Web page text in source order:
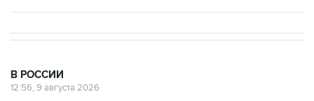
В РОССИИ
12:56, 9 августа 2026